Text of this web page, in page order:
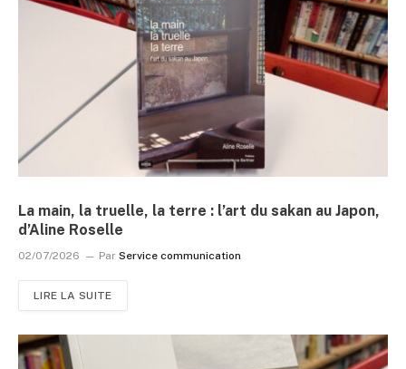
La main, la truelle, la terre : l’art du sakan au Japon,
d’Aline Roselle
02/07/2026 Par Service communication
LIRE LA SUITE